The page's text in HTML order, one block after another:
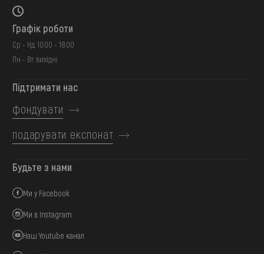
Графік роботи
Ср - Нд: 10:00 - 18:00
Пн - Вт: вихідні
Підтримати нас
фондувати
подарувати експонат
Будьте з нами
Ми у Facebook
Ми в Instagram
Наш Youtube канал